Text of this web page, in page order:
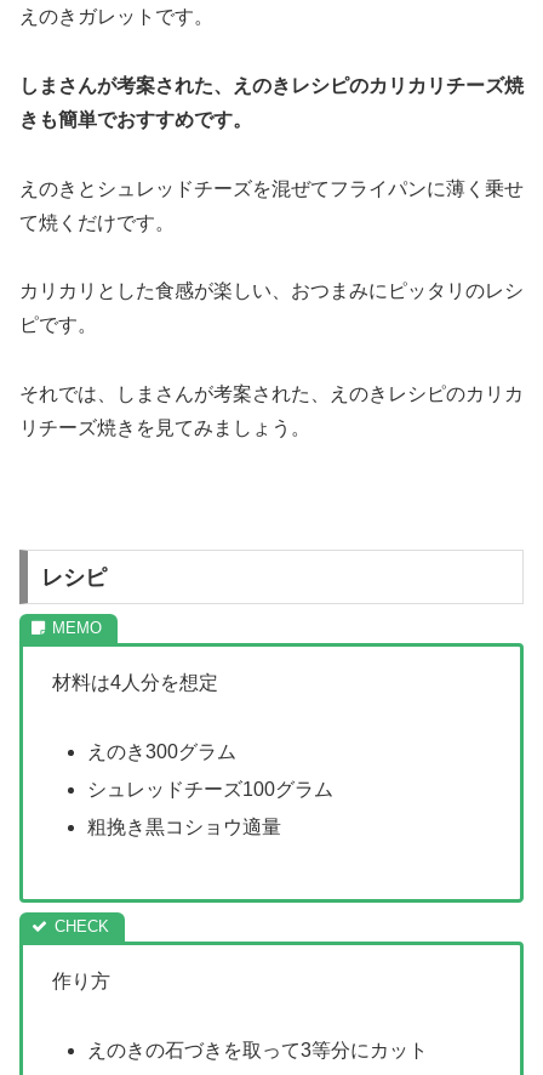
えのきガレットです。
しまさんが考案された、えのきレシピのカリカリチーズ焼
きも簡単でおすすめです。
えのきとシュレッドチーズを混ぜてフライパンに薄く乗せ
て焼くだけです。
カリカリとした食感が楽しい、おつまみにピッタリのレシ
ピです。
それでは、しまさんが考案された、えのきレシピのカリカ
リチーズ焼きを見てみましょう。
レシピ
材料は4人分を想定
えのき300グラム
シュレッドチーズ100グラム
粗挽き黒コショウ適量
作り方
えのきの石づきを取って3等分にカット